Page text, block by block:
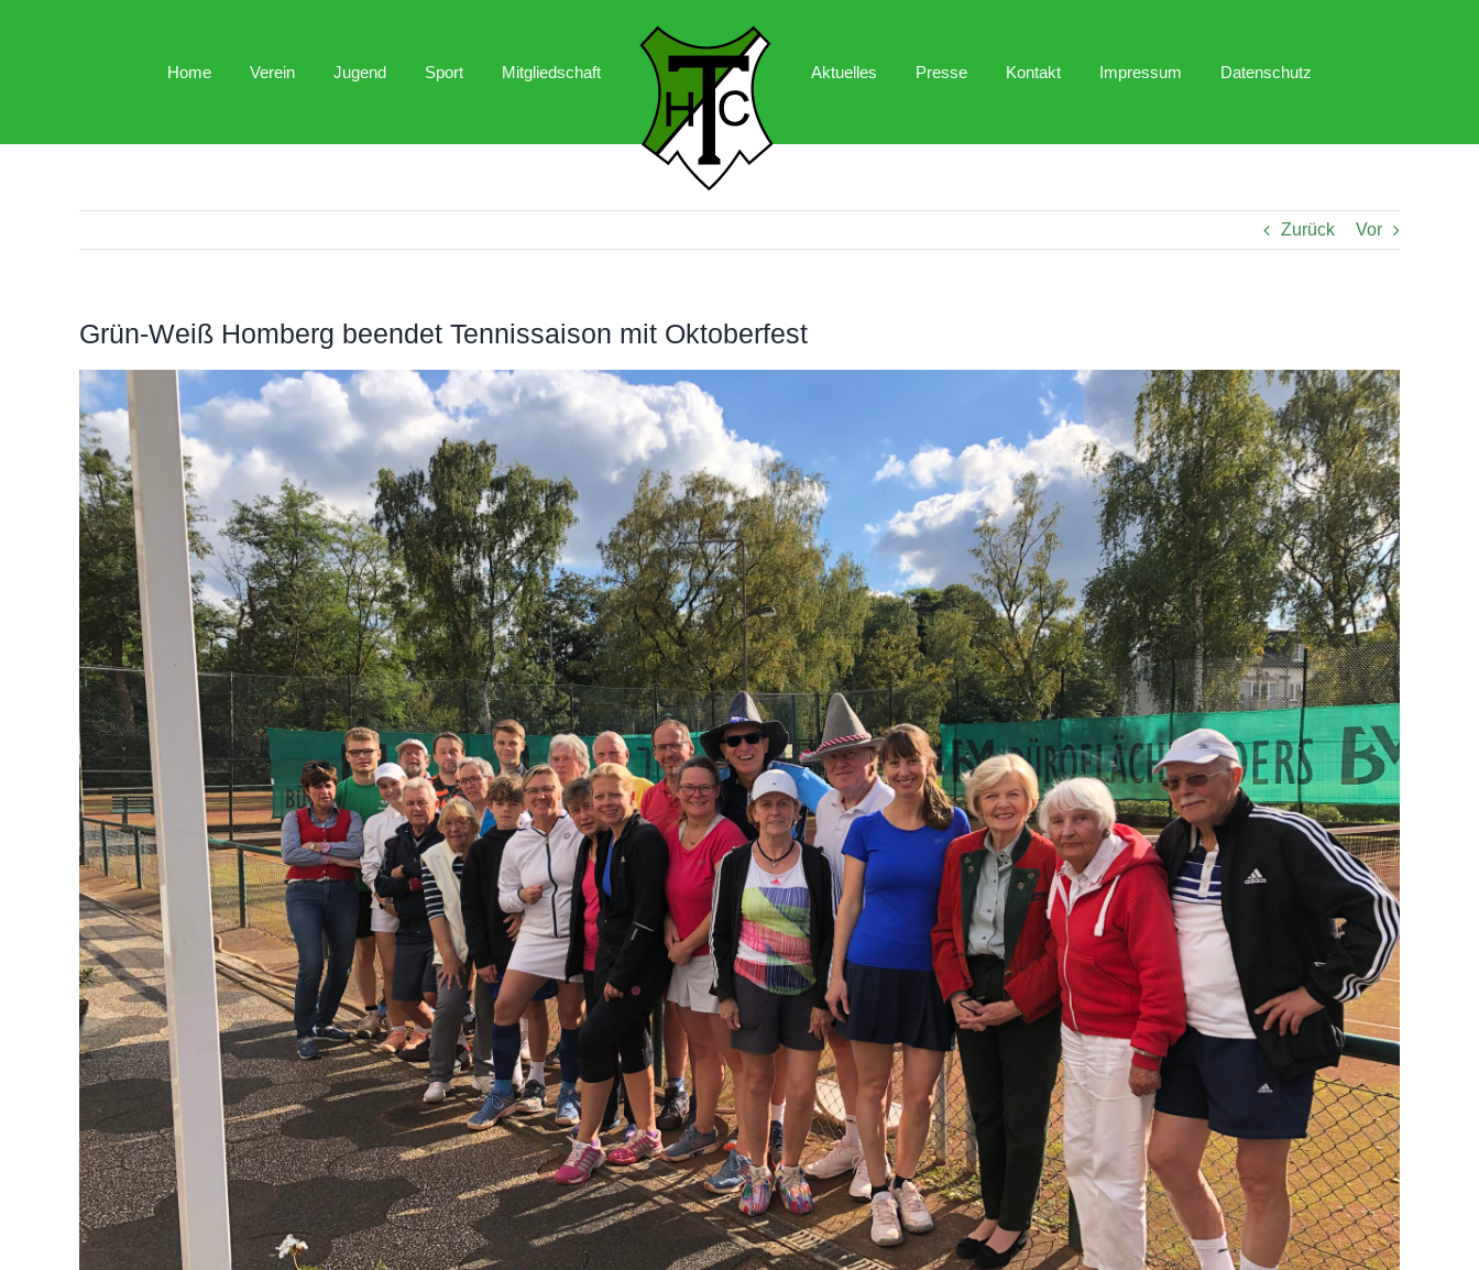
Home Verein Jugend Sport Mitgliedschaft Aktuelles Presse Kontakt Impressum Datenschutz
Zurück Vor
Grün-Weiß Homberg beendet Tennissaison mit Oktoberfest
Zeige
grösseres
Bild